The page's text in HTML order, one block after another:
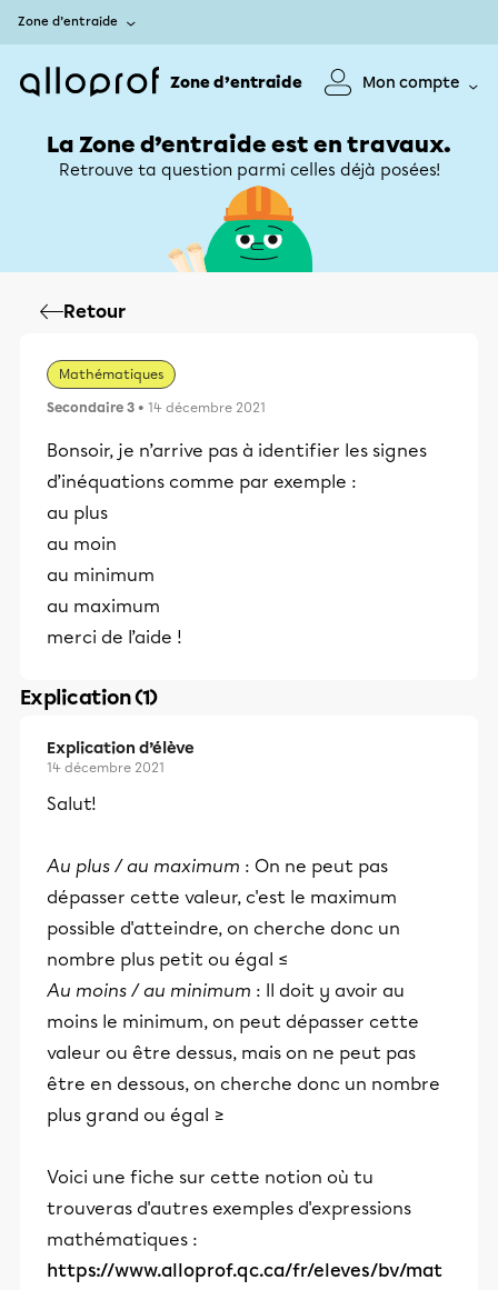
Zone d’entraide
Zone d’entraide Mon compte
La Zone d’entraide est en travaux.
Retrouve ta question parmi celles déjà posées!
Retour
Mathématiques
Secondaire 3 • 14 décembre 2021
Bonsoir, je n’arrive pas à identifier les signes
d’inéquations comme par exemple :
au plus
au moin
au minimum
au maximum
merci de l’aide !
Explication (1)
Explication d’élève
14 décembre 2021
Salut!
Au plus / au maximum : On ne peut pas
dépasser cette valeur, c'est le maximum
possible d'atteindre, on cherche donc un
nombre plus petit ou égal ≤
Au moins / au minimum : Il doit y avoir au
moins le minimum, on peut dépasser cette
valeur ou être dessus, mais on ne peut pas
être en dessous, on cherche donc un nombre
plus grand ou égal ≥
Voici une fiche sur cette notion où tu
trouveras d'autres exemples d'expressions
mathématiques :
https://www.alloprof.qc.ca/fr/eleves/bv/mat